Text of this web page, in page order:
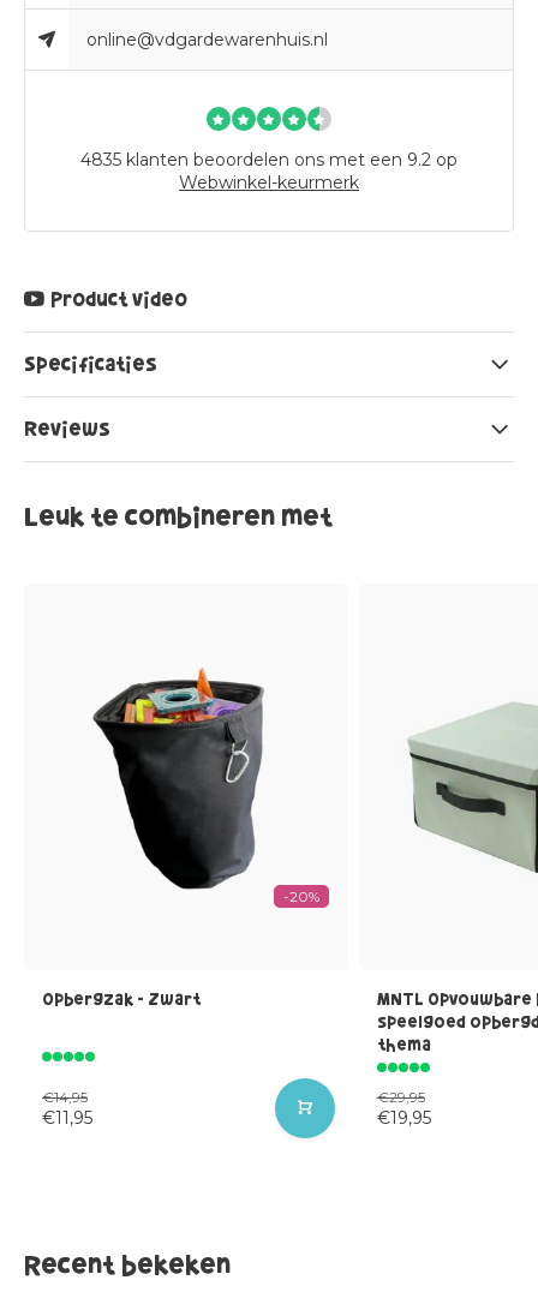
online@vdgardewarenhuis.nl
4835 klanten beoordelen ons met een 9.2 op
Webwinkel-keurmerk
Product video
Specificaties
Reviews
Leuk te combineren met
-20%
Opbergzak - Zwart
€14,95
€11,95
MNTL
speelgoed
thema
€29,95
€19,95
Recent bekeken